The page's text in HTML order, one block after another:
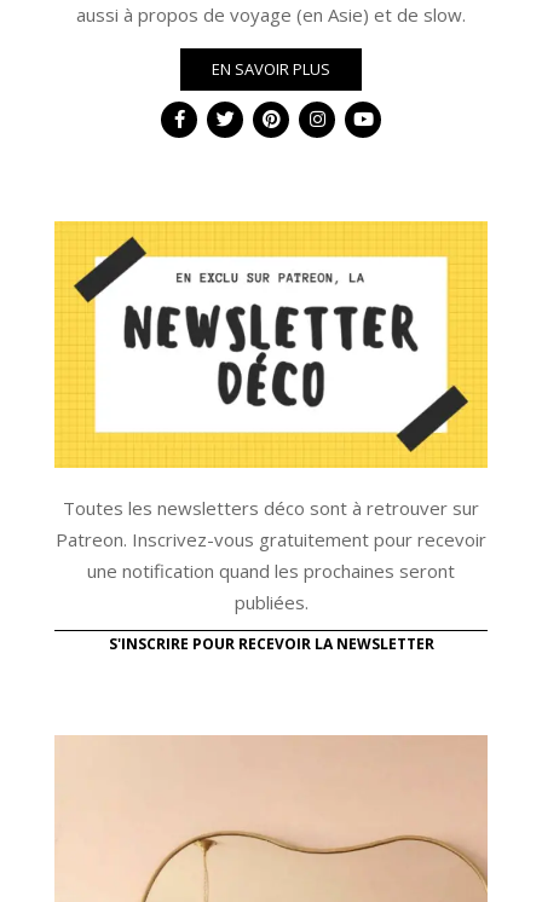
aussi à propos de voyage (en Asie) et de slow.
EN SAVOIR PLUS
Toutes les newsletters déco sont à retrouver sur
Patreon. Inscrivez-vous gratuitement pour recevoir
une notification quand les prochaines seront
publiées.
S'INSCRIRE POUR RECEVOIR LA NEWSLETTER